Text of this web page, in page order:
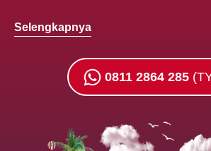
Selengkapnya
0811 2864 285